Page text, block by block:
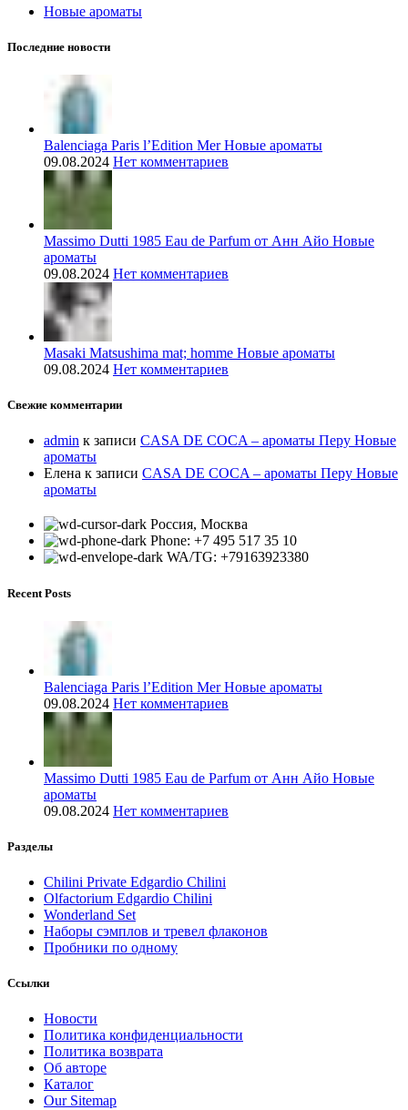
Новые ароматы
Последние новости
Balenciaga Paris l’Edition Mer Новые ароматы
09.08.2024 Нет комментариев
Massimo Dutti 1985 Eau de Parfum от Анн Айо Новые
ароматы
09.08.2024 Нет комментариев
Masaki Matsushima mat; homme Новые ароматы
09.08.2024 Нет комментариев
Свежие комментарии
admin к записи CASA DE COCA – ароматы Перу Новые
ароматы
Елена к записи CASA DE COCA – ароматы Перу Новые
ароматы
Россия, Москва
Phone: +7 495 517 35 10
WA/TG: +79163923380
Recent Posts
Balenciaga Paris l’Edition Mer Новые ароматы
09.08.2024 Нет комментариев
Massimo Dutti 1985 Eau de Parfum от Анн Айо Новые
ароматы
09.08.2024 Нет комментариев
Разделы
Chilini Private Edgardio Chilini
Olfactorium Edgardio Chilini
Wonderland Set
Наборы сэмплов и тревел флаконов
Пробники по одному
Ссылки
Новости
Политика конфиденциальности
Политика возврата
Об авторе
Каталог
Our Sitemap